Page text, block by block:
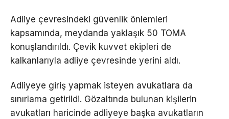
Adliye çevresindeki güvenlik önlemleri
kapsamında, meydanda yaklaşık 50 TOMA
konuşlandırıldı. Çevik kuvvet ekipleri de
kalkanlarıyla adliye çevresinde yerini aldı.
Adliyeye giriş yapmak isteyen avukatlara da
sınırlama getirildi. Gözaltında bulunan kişilerin
avukatları haricinde adliyeye başka avukatların